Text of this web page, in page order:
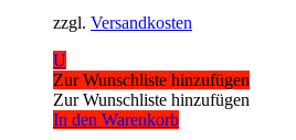
zzgl. Versandkosten
U
Zur Wunschliste hinzufügen
Zur Wunschliste hinzufügen
In den Warenkorb